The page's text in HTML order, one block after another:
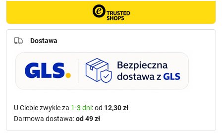
Dostawa
U Ciebie zwykle za 1-3 dni: od 12,30 zł
Darmowa dostawa:od 49 zł